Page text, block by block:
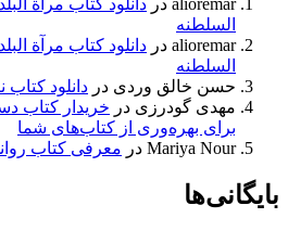
alioremar در دانلود کتاب مرآة
السلطنه
alioremar در دانلود کتاب مرآة
السلطنه
حسن خالق وردی در دانلود کتاب
مهدی گودرزی در خریدار کتاب
برای بهره‌وری از کتاب‌های شما
Mariya Nour در معرفی کتاب
بایگانی‌ها